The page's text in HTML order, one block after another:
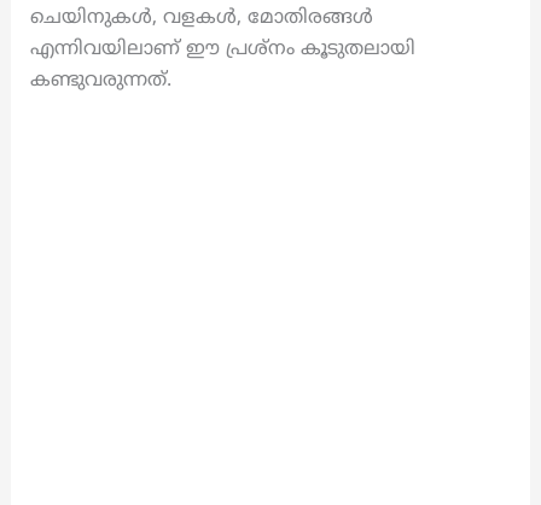
ചെയിനുകൾ, വളകൾ, മോതിരങ്ങൾ
എന്നിവയിലാണ് ഈ പ്രശ്നം കൂടുതലായി
കണ്ടുവരുന്നത്.